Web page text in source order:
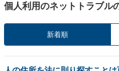
個人利用のネットトラブル
新着順